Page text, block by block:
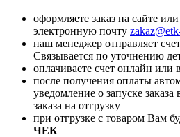
оформляете заказ на сайте
электронную почту
наш менеджер отправляет
Связывается по уточнению
оплачиваете счет онлайн или
после получения оплаты
уведомление о запуске заказа
заказа на отгрузку
при отгрузке с товаром Вам
ЧЕК